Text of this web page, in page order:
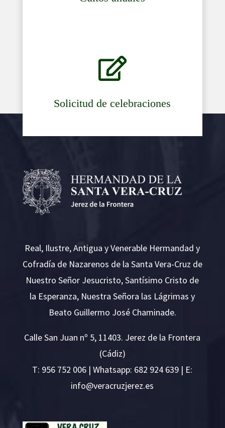

Solicitud de celebraciones
Real, Ilustre, Antigua y Venerable Hermandad y
Cofradía de Nazarenos de la Santa Vera-Cruz de
Nuestro Señor Jesucristo, Santísimo Cristo de
la Esperanza, Nuestra Señora las Lágrimas y
Beato Guillermo José Chaminade.
Calle San Juan nº 5, 11403. Jerez de la Frontera
(Cádiz)
T: 956 752 006 | Whatsapp: 682 924 639 | E:
se.ze
rejzu
rcare
v@ofn
i